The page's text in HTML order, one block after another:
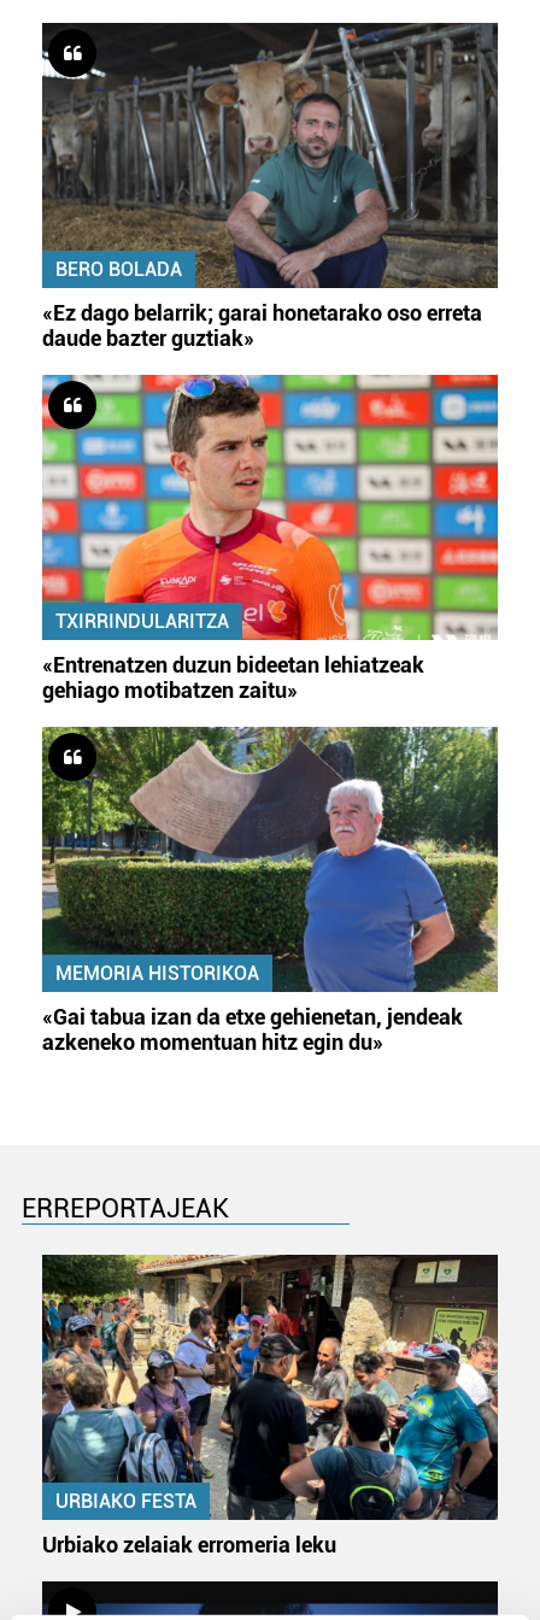
BERO BOLADA
«Ez dago belarrik; garai honetarako oso erreta
daude bazter guztiak»
TXIRRINDULARITZA
«Entrenatzen duzun bideetan lehiatzeak
gehiago motibatzen zaitu»
MEMORIA HISTORIKOA
«Gai tabua izan da etxe gehienetan, jendeak
azkeneko momentuan hitz egin du»
ERREPORTAJEAK
URBIAKO FESTA
Urbiako zelaiak erromeria leku